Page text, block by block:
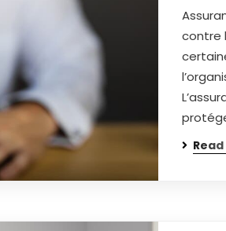
contre